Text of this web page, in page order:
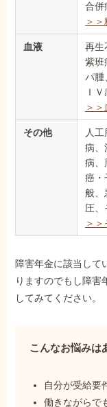
合併
＞
血液
再生
紫班
パ腫
Ｉ
＞
その他
人
病、
病、
癌・
般、
圧、
＞
障害年金に該当して
りますのでもし障害
してみてください。
こんなお悩みは
自分が受給要
働きながらで